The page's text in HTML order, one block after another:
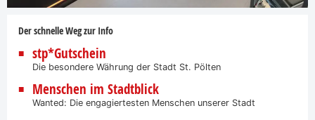
Der schnelle Weg zur Info
stp*Gutschein
Die besondere Währung der Stadt St. Pölten
Menschen im Stadtblick
Wanted: Die engagiertesten Menschen unserer Stadt